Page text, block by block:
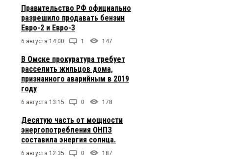
Правительство РФ официально
разрешило продавать бензин
Евро-2 и Евро-3
6 августа 14:00 1 147
В Омске прокуратура требует
расселить жильцов дома,
признанного аварийным в 2019
году
6 августа 13:15 0 178
Десятую часть от мощности
энергопотребления ОНПЗ
составила энергия солнца.
6 августа 12:35 0 187